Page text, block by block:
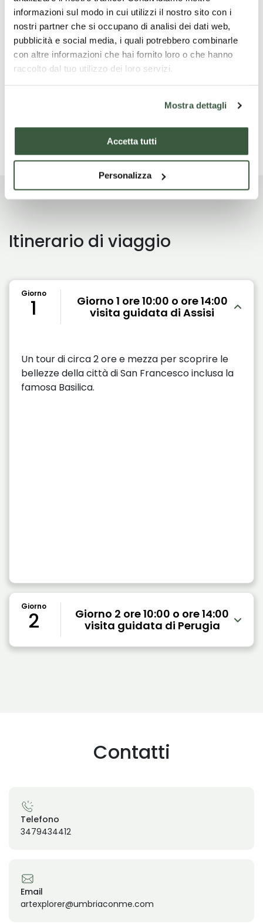
informazioni sul modo in cui utilizzi il nostro sito con i
nostri partner che si occupano di analisi dei dati web,
pubblicità e social media, i quali potrebbero combinarle
con altre informazioni che hai fornito loro o che hanno
raccolto dal tuo utilizzo dei loro servizi.
Mostra dettagli
Accetta tutti
Personalizza
Cosa non è incluso
Hotel (su richiesta) Auricolari alla Basilica di San
Itinerario di viaggio
Giorno
1
Giorno 1 ore 10:00 o ore 14:00
visita guidata di Assisi
Un tour di circa 2 ore e mezza per scoprire le
bellezze della città di San Francesco inclusa la
famosa Basilica.
Giorno
2
Giorno 2 ore 10:00 o ore 14:00
visita guidata di Perugia
Contatti
Telefono
3479434412
Email
artexplorer@umbriaconme.com